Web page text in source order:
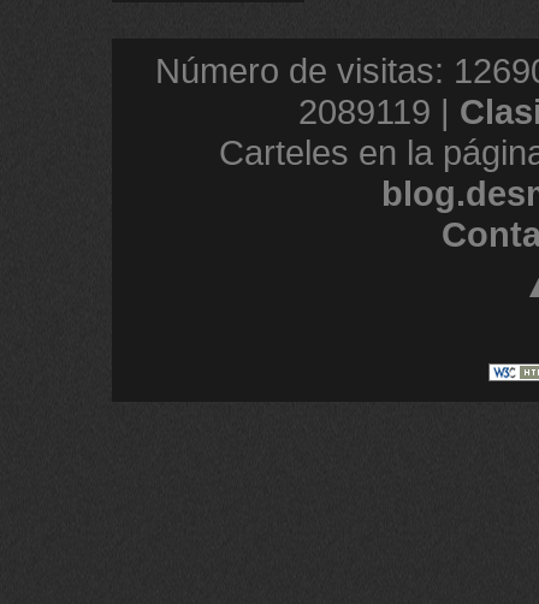
Número de visitas:
2089119 |
Carteles en la